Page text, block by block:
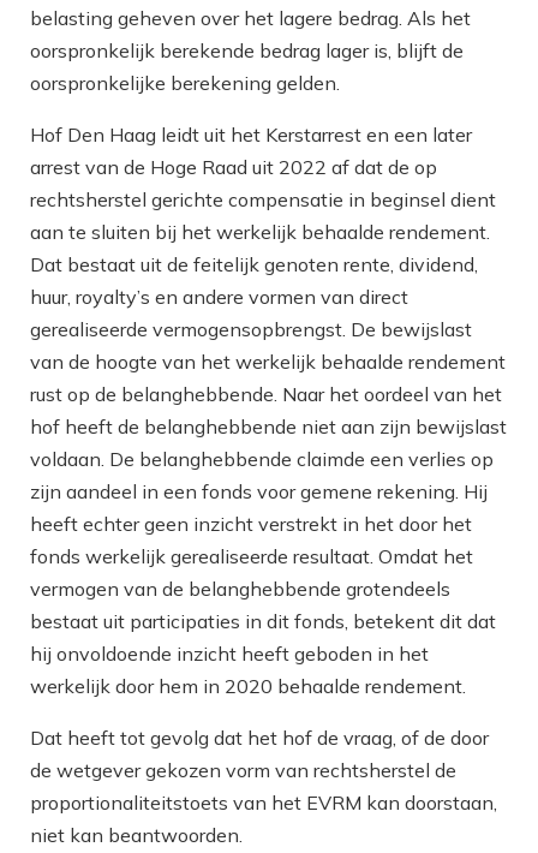
belasting geheven over het lagere bedrag. Als het
oorspronkelijk berekende bedrag lager is, blijft de
oorspronkelijke berekening gelden.
Hof Den Haag leidt uit het Kerstarrest en een later
arrest van de Hoge Raad uit 2022 af dat de op
rechtsherstel gerichte compensatie in beginsel dient
aan te sluiten bij het werkelijk behaalde rendement.
Dat bestaat uit de feitelijk genoten rente, dividend,
huur, royalty’s en andere vormen van direct
gerealiseerde vermogensopbrengst. De bewijslast
van de hoogte van het werkelijk behaalde rendement
rust op de belanghebbende. Naar het oordeel van het
hof heeft de belanghebbende niet aan zijn bewijslast
voldaan. De belanghebbende claimde een verlies op
zijn aandeel in een fonds voor gemene rekening. Hij
heeft echter geen inzicht verstrekt in het door het
fonds werkelijk gerealiseerde resultaat. Omdat het
vermogen van de belanghebbende grotendeels
bestaat uit participaties in dit fonds, betekent dit dat
hij onvoldoende inzicht heeft geboden in het
werkelijk door hem in 2020 behaalde rendement.
Dat heeft tot gevolg dat het hof de vraag, of de door
de wetgever gekozen vorm van rechtsherstel de
proportionaliteitstoets van het EVRM kan doorstaan,
niet kan beantwoorden.